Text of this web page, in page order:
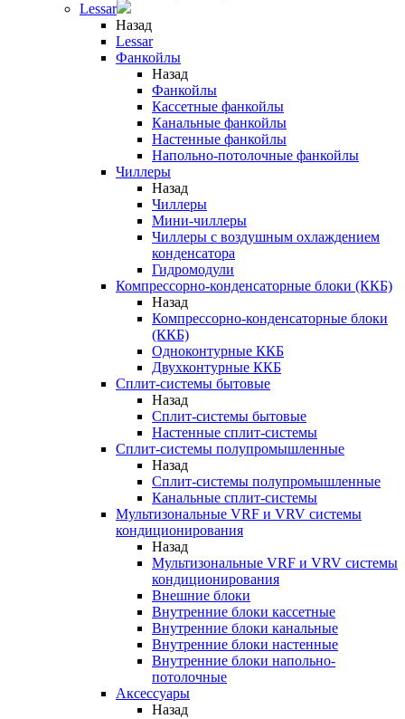
Lessar
Назад
Lessar
Фанкойлы
Назад
Фанкойлы
Кассетные фанкойлы
Канальные фанкойлы
Настенные фанкойлы
Напольно-потолочные фанкойлы
Чиллеры
Назад
Чиллеры
Мини-чиллеры
Чиллеры с воздушным охлаждением
конденсатора
Гидромодули
Компрессорно-конденсаторные блоки (ККБ)
Назад
Компрессорно-конденсаторные блоки
(ККБ)
Одноконтурные ККБ
Двухконтурные ККБ
Сплит-системы бытовые
Назад
Сплит-системы бытовые
Настенные сплит-системы
Сплит-системы полупромышленные
Назад
Сплит-системы полупромышленные
Канальные сплит-системы
Мультизональные VRF и VRV системы
кондиционирования
Назад
Мультизональные VRF и VRV системы
кондиционирования
Внешние блоки
Внутренние блоки кассетные
Внутренние блоки канальные
Внутренние блоки настенные
Внутренние блоки напольно-
потолочные
Аксессуары
Назад